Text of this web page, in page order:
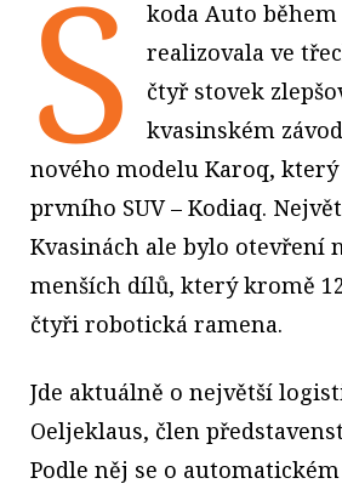
Š
koda Auto
realizovala ve
čtyř stovek
kvasinském
nového modelu Karoq,
prvního SUV – Kodiaq.
Kvasinách ale bylo otevření
menších dílů, který kromě
čtyři robotická ramena.
Jde aktuálně o největší
Oeljeklaus, člen
Podle něj se o